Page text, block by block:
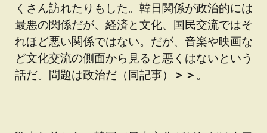
くさん訪れたりもした。韓日関係が政治的には
最悪の関係だが、経済と文化、国民交流ではそ
れほど悪い関係ではない。だが、音楽や映画な
ど文化交流の側面から見ると悪くはないという
話だ。問題は政治だ（同記事）
＞＞ 。